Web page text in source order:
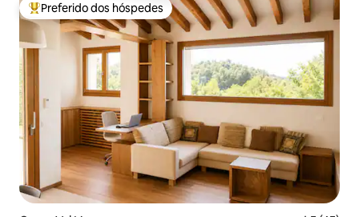
Entre os melhores preferidos dos hóspedes
Preferido dos hóspedes